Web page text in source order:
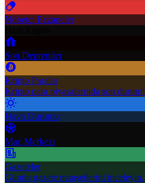
Nöbetçi Eczaneler
Son Depremler
Kripto Paralar
Kripto para piyasalarında son durum!
Hava Durumu
Maç Merkezi
Gazeteler
Günün gazete manşetlerini inceleyin.